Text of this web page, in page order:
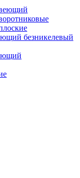
безникелевый